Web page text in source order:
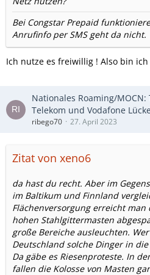
Bei Congstar Prepaid
Anrufinfo per SMS geht da nicht.
Ich nutze es freiwillig ! Also bin
Nationales Roaming/
Telekom und Vodafone
ribego70 27. April 2023
Zitat von xeno6
da hast du recht. Aber im
im Baltikum und Finnland
Flächenversorgung erreicht
hohen Stahlgittermasten
große Bereiche ausleuchten.
Deutschland solche Dinger in
Da gäbe es Riesenproteste. In
fallen die Kolosse von Masten